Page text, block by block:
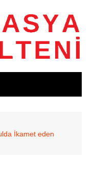
İkamet eden